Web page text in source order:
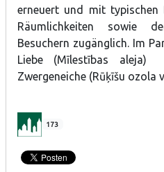
erneuert und mit typischen
Räumlichkeiten sowie
Besuchern zugänglich. Im
Liebe (Mīlestības
Zwergeneiche (Rūķīšu ozola
173